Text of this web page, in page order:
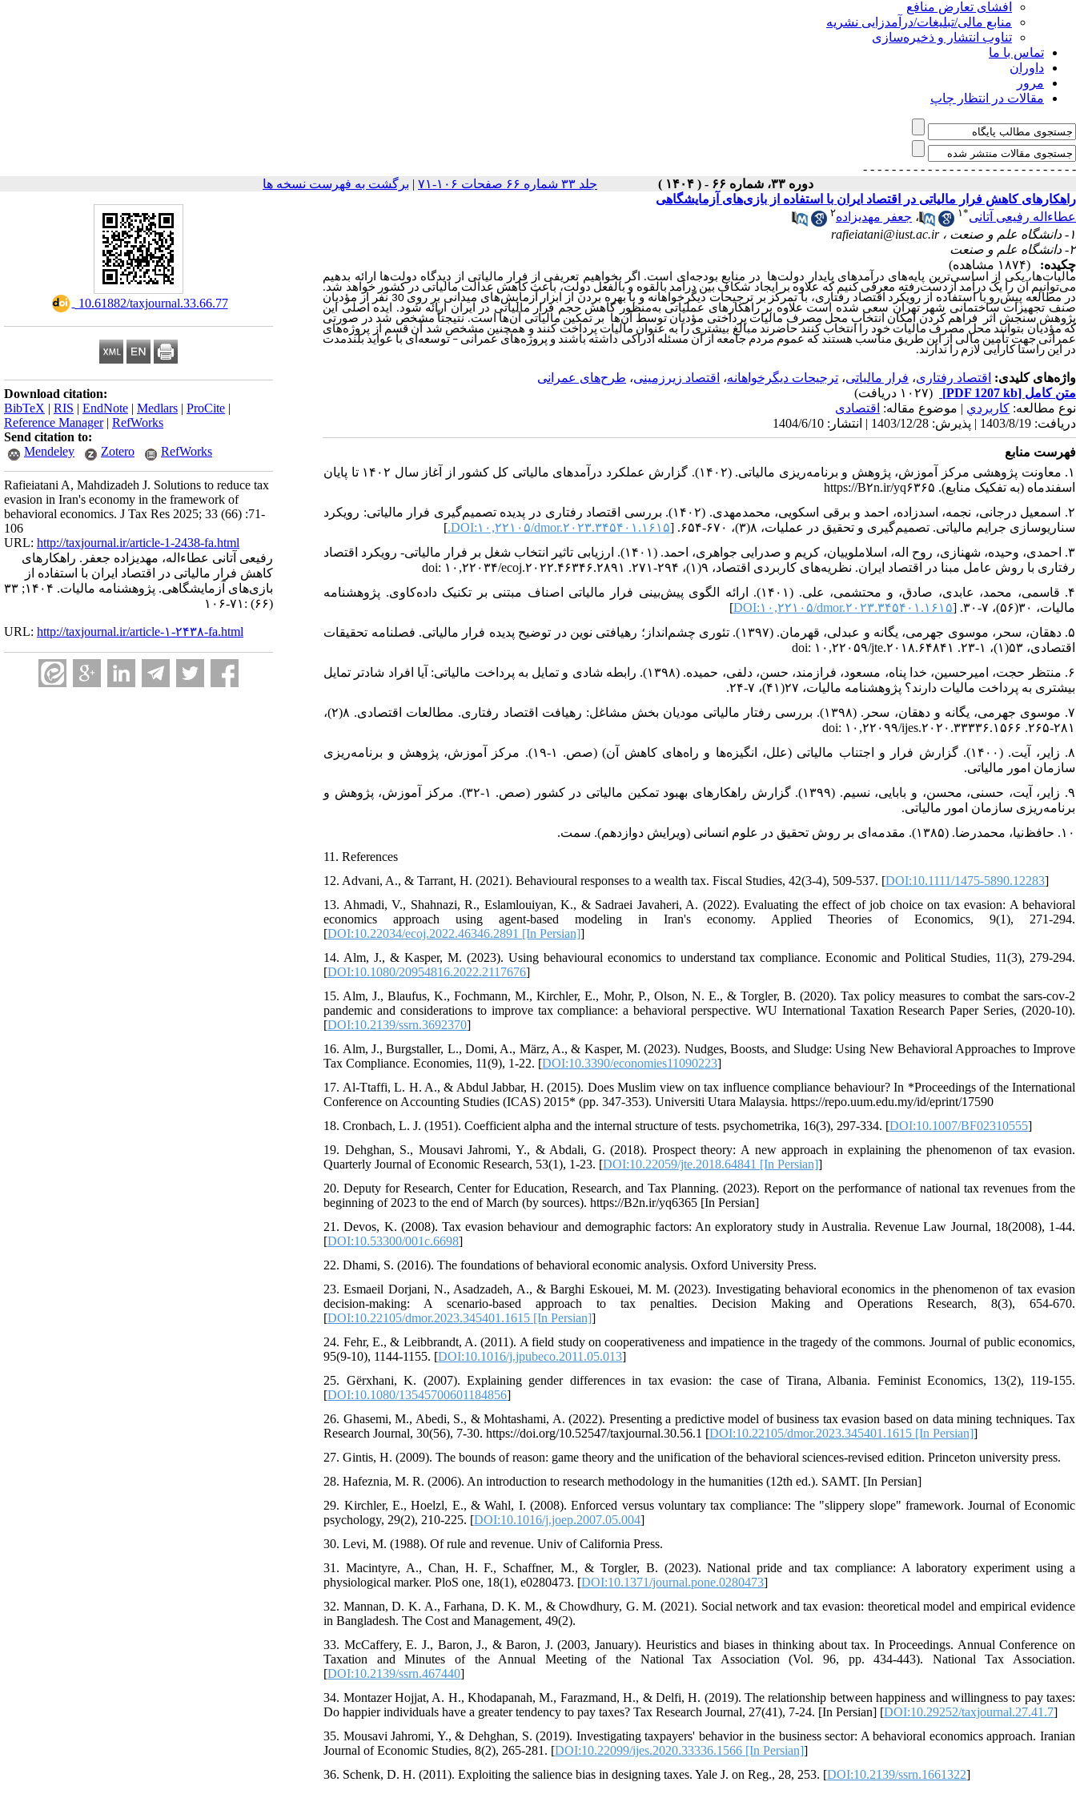
افشای تعارض منافع
منابع مالی/تبلیغات/درآمدزایی نشریه
تناوب انتشار و ذخیره‌سازی
تماس با ما
داوران
مرور
مقالات در انتظار چاپ
- - - - - - - - - - - - - - -
- - - - - - - - - - - - - - -
دوره ۳۳، شماره ۶۶ - ( ۱۴۰۴ )
جلد ۳۳ شماره ۶۶ صفحات ۱۰۶-۷۱ | برگشت به فهرست نسخه ها
‎ 10.61882/taxjournal.33.66.77
Download citation:
BibTeX | RIS | EndNote | Medlars | ProCite |
Reference Manager| RefWorks
Send citation to:
Mendeley
Zotero RefWorks
Rafieiatani A, Mahdizadeh J. Solutions to reduce tax
evasion in Iran's economy in the framework of
behavioral economics. J Tax Res 2025; 33 (66) :71-
106
URL: http://taxjournal.ir/article-1-2438-fa.html
رفیعی آتانی عطاءاله، مهدیزاده جعفر. راهکارهای
کاهش فرار مالیاتی در اقتصاد ایران با استفاده از
بازی‌های آزمایشگاهی. پژوهشنامه مالیات. ۱۴۰۴; ۳۳
(۶۶) :۷۱-۱۰۶
URL: http://taxjournal.ir/article-۱-۲۴۳۸-fa.html
راهکارهای کاهش فرار مالیاتی در اقتصاد ایران با استفاده از بازی‌های آزمایشگاهی
عطاءاله رفیعی آتانی*۱ ، جعفر مهدیزاده۲
۱- دانشگاه علم و صنعت ،
rafieiatani@iust.ac.ir
۲- دانشگاه علم و صنعت
چکیده:
(۱۸۷۴ مشاهده)
مالیات‌ها، یکی از اساسی‌ترین پایه‌های درآمدهای پایدار دولت‌ها در منابع بودجه‌ای است. اگر بخواهیم تعریفی از فرار مالیاتی از دیدگاه دولت‌ها ارائه بدهیم
می‌توانیم آن را یک درآمد ازدست‌رفته معرفی کنیم که علاوه بر ایجاد شکاف بین درآمد بالقوه و بالفعل دولت‌، باعث کاهش عدالت مالیاتی در کشور خواهد شد.
در مطالعه پیش‌رو با استفاده از رویکرد اقتصاد رفتاری، با تمرکز بر ترجیحات دیگرخواهانه و با بهره بردن از ابزار آزمایش‌های میدانی بر روی 30 نفر از مؤدیان
صنف تجهیزات ساختمانی شهر تهران سعی شده است علاوه بر راهکارهای عملیاتی به‌منظور کاهش حجم فرار مالیاتی در ایران ارائه شود. ایده اصلی این
پژوهش سنجش اثر فراهم کردن امکان انتخاب محل مصرف مالیات پرداختی مؤدیان توسط آن‌ها بر تمکین مالیاتی آن‌ها است. نتیجتاً مشخص شد در صورتی
که مؤدیان بتوانند محل مصرف مالیات خود را انتخاب کنند حاضرند مبالغ بیشتری را به عنوان مالیات پرداخت کنند و همچنین مشخص شد آن قسم از پروژه‌های
عمرانی جهت تأمین مالی از این طریق مناسب هستند که عموم مردم جامعه از آن مسئله ادراکی داشته باشند و پروژه‌های عمرانی – توسعه‌ای با عواید بلندمدت
در این راستا کارایی لازم را ندارند.
واژه‌های کلیدی: اقتصاد رفتاری، فرار مالیاتی، ترجیحات دیگرخواهانه، اقتصاد زیرزمینی، طرح‌های عمرانی
متن کامل [PDF 1207 kb]
(۱۰۲۷ دریافت)
نوع مطالعه: كاربردي | موضوع مقاله: اقتصادی
دریافت: 1403/8/19 | پذیرش: 1403/12/28 | انتشار: 1404/6/10
فهرست منابع
۱. معاونت پژوهشی مرکز آموزش، پژوهش و برنامه‌ریزی مالیاتی. (۱۴۰۲). گزارش عملکرد درآمدهای مالیاتی کل کشور از آغاز سال ۱۴۰۲ تا پایان
اسفندماه (به تفکیک منابع). https://B۲n.ir/yq۶۳۶۵
۲. اسمعیل درجانی، نجمه، اسدزاده، احمد و برقی اسکویی، محمدمهدی. (۱۴۰۲). بررسی اقتصاد رفتاری در پدیده تصمیم‌گیری فرار مالیاتی: رویکرد
سناریوسازی جرایم مالیاتی. تصمیم‌گیری و تحقیق در عملیات، ۸(۳)، ۶۷۰-۶۵۴. [
DOI:۱۰,۲۲۱۰۵/dmor.۲۰۲۳.۳۴۵۴۰۱.۱۶۱۵. ]
۳. احمدی، وحیده، شهنازی، روح اله، اسلاملوییان، کریم و صدرایی جواهری، احمد. (۱۴۰۱). ارزیابی تاثیر انتخاب شغل بر فرار مالیاتی- رویکرد اقتصاد
رفتاری با روش عامل مبنا در اقتصاد ایران. نظریه‌های کاربردی اقتصاد، ۹(۱)، ۲۹۴-۲۷۱. doi: ۱۰,۲۲۰۳۴/ecoj.۲۰۲۲.۴۶۳۴۶.۲۸۹۱
۴. قاسمی، محمد، عابدی، صادق، و محتشمی، علی. (۱۴۰۱). ارائه الگوی پیش‌بینی فرار مالیاتی اصناف مبتنی بر تکنیک داده‌کاوی. پژوهشنامه
مالیات، ۳۰(۵۶)، ۷-۳۰. [
DOI:۱۰,۲۲۱۰۵/dmor.۲۰۲۳.۳۴۵۴۰۱.۱۶۱۵]
۵. دهقان، سحر، موسوی جهرمی، یگانه و عبدلی، قهرمان. (۱۳۹۷). تئوری چشم‌انداز؛ رهیافتی نوین در توضیح پدیده فرار مالیاتی. فصلنامه تحقیقات
اقتصادی، ۵۳(۱)، ۱-۲۳. doi: ۱۰,۲۲۰۵۹/jte.۲۰۱۸.۶۴۸۴۱
۶. منتظر حجت، امیرحسین، خدا پناه، مسعود، فرازمند، حسن، دلفی، حمیده. (۱۳۹۸). رابطه شادی و تمایل به پرداخت مالیاتی: آیا افراد شادتر تمایل
بیشتری به پرداخت مالیات دارند؟ پژوهشنامه مالیات، ۲۷(۴۱)، ۷-۲۴.
۷. موسوی جهرمی، یگانه و دهقان، سحر. (۱۳۹۸). بررسی رفتار مالیاتی مودیان بخش مشاغل: رهیافت اقتصاد رفتاری. مطالعات اقتصادی. ۸(۲)،
۲۸۱-۲۶۵. doi: ۱۰,۲۲۰۹۹/ijes.۲۰۲۰.۳۳۳۳۶.۱۵۶۶
۸. زایر، آیت. (۱۴۰۰). گزارش فرار و اجتناب مالیاتی (علل، انگیزه‌ها و راه‌های کاهش آن) (صص. ۱-۱۹). مرکز آموزش، پژوهش و برنامه‌ریزی
سازمان امور مالیاتی.
۹. زایر، آیت، حسنی، محسن، و بابایی، نسیم. (۱۳۹۹). گزارش راهکارهای بهبود تمکین مالیاتی در کشور (صص. ۱-۳۲). مرکز آموزش، پژوهش و
برنامه‌ریزی سازمان امور مالیاتی.
۱۰. حافظ‌نیا، محمدرضا. (۱۳۸۵). مقدمه‌ای بر روش تحقیق در علوم انسانی (ویرایش دوازدهم). سمت.
11. References
12. Advani, A., & Tarrant, H. (2021). Behavioural responses to a wealth tax. Fiscal Studies, 42(3-4), 509-537.‏ [DOI:10.1111/1475-5890.12283]
13. Ahmadi, V., Shahnazi, R., Eslamlouiyan, K., & Sadraei Javaheri, A. (2022). Evaluating the effect of job choice on tax evasion: A behavioral
economics approach using agent-based modeling in Iran's economy. Applied Theories of Economics, 9(1), 271-294.
[DOI:10.22034/ecoj.2022.46346.2891 [In Persian]]
14. Alm, J., & Kasper, M. (2023). Using behavioural economics to understand tax compliance. Economic and Political Studies, 11(3), 279-294.‏
[DOI:10.1080/20954816.2022.2117676]
15. Alm, J., Blaufus, K., Fochmann, M., Kirchler, E., Mohr, P., Olson, N. E., & Torgler, B. (2020). Tax policy measures to combat the sars-cov-2
pandemic and considerations to improve tax compliance: a behavioral perspective. WU International Taxation Research Paper Series, (2020-10).‏
[DOI:10.2139/ssrn.3692370]
16. Alm, J., Burgstaller, L., Domi, A., März, A., & Kasper, M. (2023). Nudges, Boosts, and Sludge: Using New Behavioral Approaches to Improve
Tax Compliance. Economies, 11(9), 1-22.‏ [DOI:10.3390/economies11090223]
17. Al-Ttaffi, L. H. A., & Abdul Jabbar, H. (2015). Does Muslim view on tax influence compliance behaviour? In *Proceedings of the International
Conference on Accounting Studies (ICAS) 2015* (pp. 347-353). Universiti Utara Malaysia. https://repo.uum.edu.my/id/eprint/17590
18. Cronbach, L. J. (1951). Coefficient alpha and the internal structure of tests. psychometrika, 16(3), 297-334.‏ [DOI:10.1007/BF02310555]
19. Dehghan, S., Mousavi Jahromi, Y., & Abdali, G. (2018). Prospect theory: A new approach in explaining the phenomenon of tax evasion.
Quarterly Journal of Economic Research, 53(1), 1-23. [DOI:10.22059/jte.2018.64841 [In Persian]]
20. Deputy for Research, Center for Education, Research, and Tax Planning. (2023). Report on the performance of national tax revenues from the
beginning of 2023 to the end of March (by sources). https://B2n.ir/yq6365 [In Persian]
21. Devos, K. (2008). Tax evasion behaviour and demographic factors: An exploratory study in Australia. Revenue Law Journal, 18(2008), 1-44.‏
[DOI:10.53300/001c.6698]
23. Esmaeil Dorjani, N., Asadzadeh, A., & Barghi Eskouei, M. M. (2023). Investigating behavioral economics in the phenomenon of tax evasion
decision-making: A scenario-based approach to tax penalties. Decision Making and Operations Research, 8(3), 654-670.
[DOI:10.22105/dmor.2023.345401.1615 [In Persian]]
24. Fehr, E., & Leibbrandt, A. (2011). A field study on cooperativeness and impatience in the tragedy of the commons. Journal of public economics,
95(9-10), 1144-1155.‏ [DOI:10.1016/j.jpubeco.2011.05.013]
25. Gërxhani, K. (2007). Explaining gender differences in tax evasion: the case of Tirana, Albania. Feminist Economics, 13(2), 119-155.‏
[DOI:10.1080/13545700601184856]
26. Ghasemi, M., Abedi, S., & Mohtashami, A. (2022). Presenting a predictive model of business tax evasion based on data mining techniques. Tax
Research Journal, 30(56), 7-30. https://doi.org/10.52547/taxjournal.30.56.1 [DOI:10.22105/dmor.2023.345401.1615 [In Persian]]
28. Hafeznia, M. R. (2006). An introduction to research methodology in the humanities (12th ed.). SAMT. [In Persian]
29. Kirchler, E., Hoelzl, E., & Wahl, I. (2008). Enforced versus voluntary tax compliance: The "slippery slope" framework. Journal of Economic
psychology, 29(2), 210-225.‏ [DOI:10.1016/j.joep.2007.05.004]
31. Macintyre, A., Chan, H. F., Schaffner, M., & Torgler, B. (2023). National pride and tax compliance: A laboratory experiment using a
physiological marker. PloS one, 18(1), e0280473.‏ [DOI:10.1371/journal.pone.0280473]
32. Mannan, D. K. A., Farhana, D. K. M., & Chowdhury, G. M. (2021). Social network and tax evasion: theoretical model and empirical evidence
33. McCaffery, E. J., Baron, J., & Baron, J. (2003, January). Heuristics and biases in thinking about tax. In Proceedings. Annual Conference on
Taxation and Minutes of the Annual Meeting of the National Tax Association (Vol. 96, pp. 434-443). National Tax Association.‏
[DOI:10.2139/ssrn.467440]
34. Montazer Hojjat, A. H., Khodapanah, M., Farazmand, H., & Delfi, H. (2019). The relationship between happiness and willingness to pay taxes:
Do happier individuals have a greater tendency to pay taxes? Tax Research Journal, 27(41), 7-24. [In Persian] [DOI:10.29252/taxjournal.27.41.7]
35. Mousavi Jahromi, Y., & Dehghan, S. (2019). Investigating taxpayers' behavior in the business sector: A behavioral economics approach. Iranian
Journal of Economic Studies, 8(2), 265-281. [DOI:10.22099/ijes.2020.33336.1566 [In Persian]]
36. Schenk, D. H. (2011). Exploiting the salience bias in designing taxes. Yale J. on Reg., 28, 253.‏ [DOI:10.2139/ssrn.1661322]